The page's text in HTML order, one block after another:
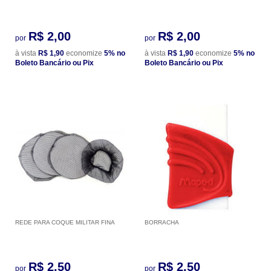
por R$ 2,00
à vista R$ 1,90 economize 5% no
Boleto Bancário ou Pix
por R$ 2,00
à vista R$ 1,90 economize 5% no
Boleto Bancário ou Pix
REDE PARA COQUE MILITAR FINA
por R$ 2,50
BORRACHA
por R$ 2,50